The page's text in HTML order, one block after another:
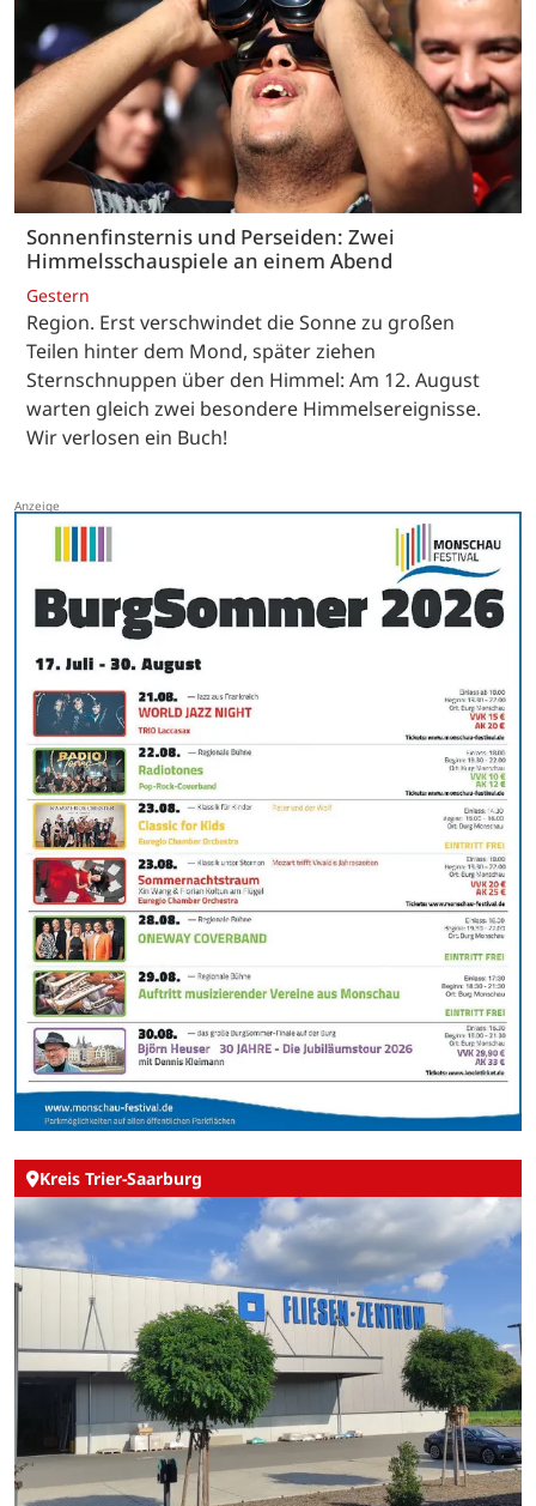
Sonnenfinsternis und Perseiden: Zwei
Himmelsschauspiele an einem Abend
Gestern
Region. Erst verschwindet die Sonne zu großen
Teilen hinter dem Mond, später ziehen
Sternschnuppen über den Himmel: Am 12. August
warten gleich zwei besondere Himmelsereignisse.
Wir verlosen ein Buch!
Kreis Trier-Saarburg